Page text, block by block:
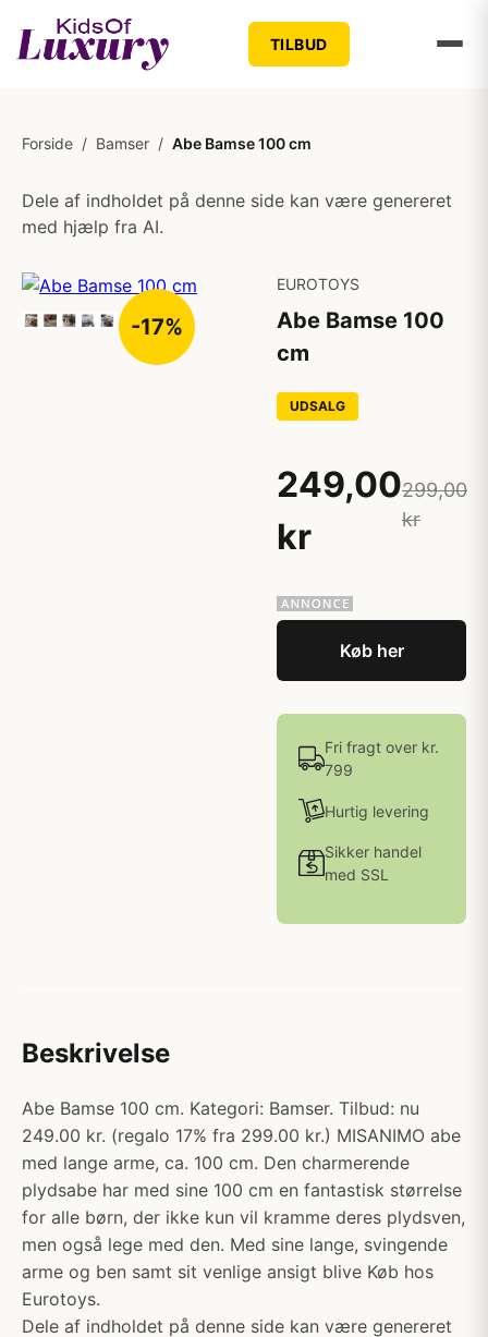
TILBUD
Forside / Bamser / Abe Bamse 100 cm
Dele af indholdet på denne side kan være genereret
med hjælp fra AI.
-17%
EUROTOYS
Abe Bamse 100
cm
UDSALG
249,00
kr
299,00
kr
Køb her
Fri fragt over kr.
799
Hurtig levering
Sikker handel
med SSL
Beskrivelse
Abe Bamse 100 cm. Kategori: Bamser. Tilbud: nu
249.00 kr. (regalo 17% fra 299.00 kr.) MISANIMO abe
med lange arme, ca. 100 cm. Den charmerende
plydsabe har med sine 100 cm en fantastisk størrelse
for alle børn, der ikke kun vil kramme deres plydsven,
men også lege med den. Med sine lange, svingende
arme og ben samt sit venlige ansigt blive Køb hos
Eurotoys.
Dele af indholdet på denne side kan være genereret